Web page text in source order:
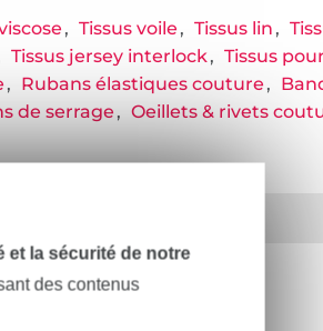
Tissus voile Tissus lin
Tissus jersey interlock
Tissus
Rubans élastiques couture
de serrage
Oeillets & rivets
?
et la sécurité de notre
des contenus